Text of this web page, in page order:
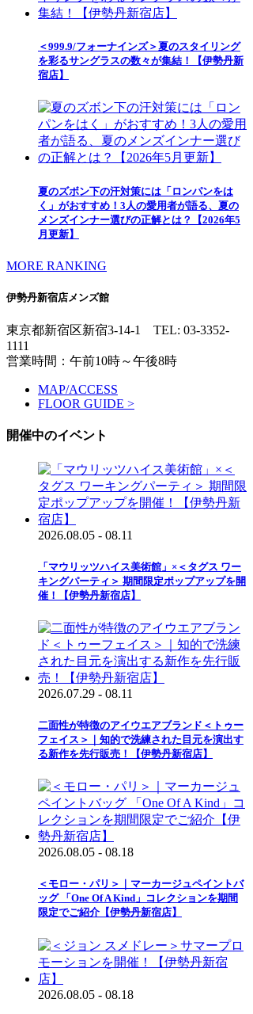
＜999.9/フォーナインズ＞夏のスタイリング
を彩るサングラスの数々が集結！【伊勢丹新
宿店】
夏のズボン下の汗対策には「ロンパンをは
く」がおすすめ！3人の愛用者が語る、夏の
メンズインナー選びの正解とは？【2026年5
月更新】
MORE RANKING
伊勢丹新宿店メンズ館
東京都新宿区新宿3-14-1 TEL: 03-3352-
1111
営業時間：午前10時～午後8時
MAP/ACCESS
FLOOR GUIDE >
開催中のイベント
2026.08.05 - 08.11
「マウリッツハイス美術館」×＜タグス ワー
キングパーティ＞ 期間限定ポップアップを開
催！【伊勢丹新宿店】
2026.07.29 - 08.11
二面性が特徴のアイウエアブランド＜トゥー
フェイス＞｜知的で洗練された目元を演出す
る新作を先行販売！【伊勢丹新宿店】
2026.08.05 - 08.18
＜モロー・パリ＞｜マーカージュペイントバ
ッグ 「One Of A Kind」コレクションを期間
限定でご紹介【伊勢丹新宿店】
2026.08.05 - 08.18